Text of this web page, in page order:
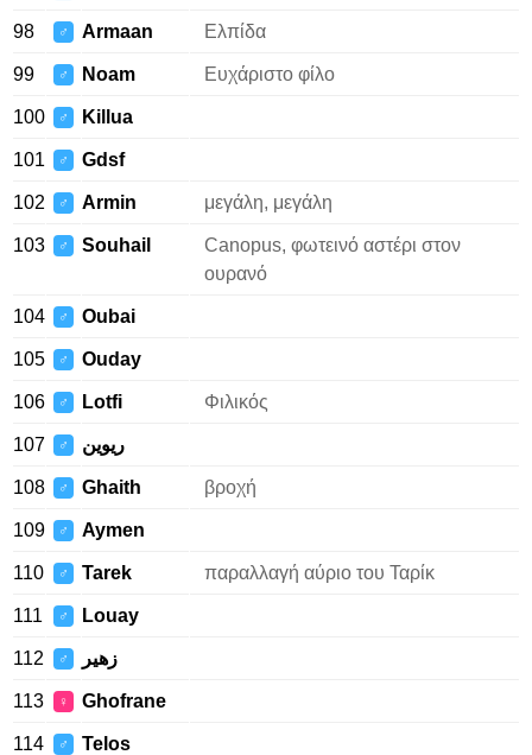
98 ♂ Armaan Ελπίδα
99 ♂ Noam Ευχάριστο φίλο
100 ♂ Killua
101 ♂ Gdsf
102 ♂ Armin μεγάλη, μεγάλη
103 ♂ Souhail
Canopus, φωτεινό αστέρι στον
ουρανό
104 ♂ Oubai
105 ♂ Ouday
106 ♂ Lotfi Φιλικός
107 ♂ ريوين
108 ♂ Ghaith βροχή
109 ♂ Aymen
110 ♂ Tarek παραλλαγή αύριο του Ταρίκ
111 ♂ Louay
112 ♂ زهير
113 ♀ Ghofrane
114 ♂ Telos